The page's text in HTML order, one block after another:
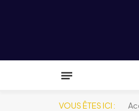
VOUS ÊTES ICI :